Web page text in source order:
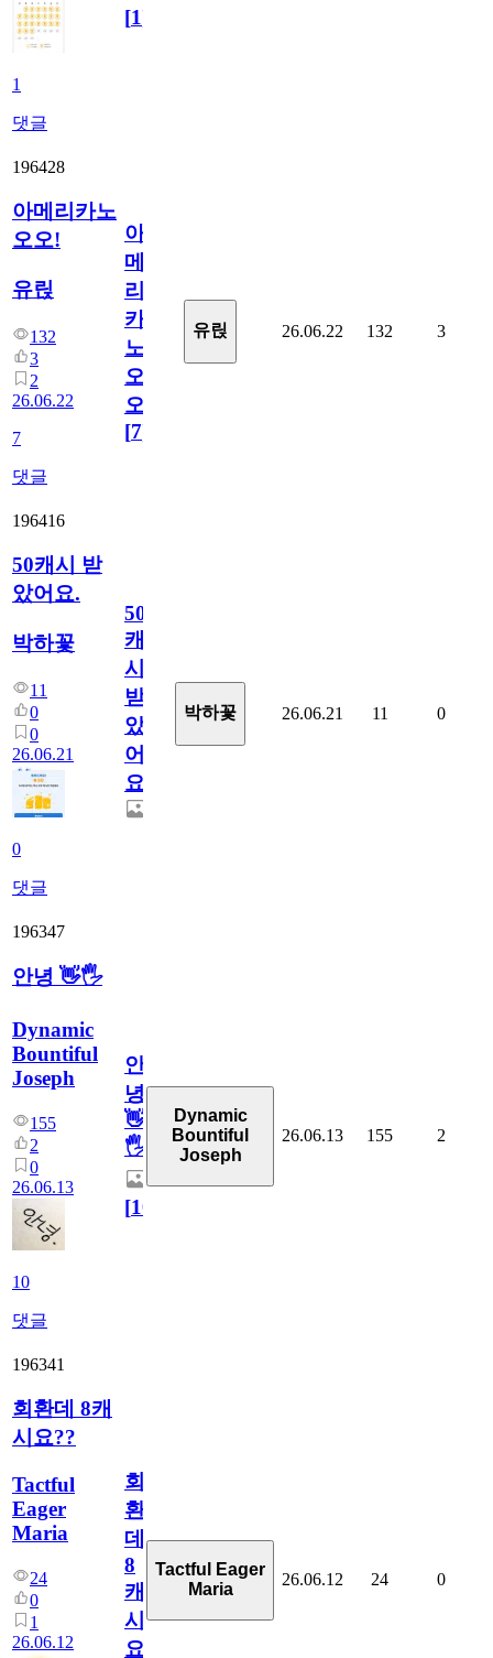
1
댓글
[1]
196428
아메리카노
오오!
유릱
132
3
2
26.06.22
7
댓글
아
메
리
카
노
오
오!
[7]
유릱 26.06.22 132 3
196416
50캐시 받
았어요.
박하꽃
11
0
0
26.06.21
0
댓글
50
캐
시
받
았
어
요.
박하꽃 26.06.21 11 0
196347
안녕 👋🖐
Dynamic
Bountiful
Joseph
155
2
0
26.06.13
10
댓글
안
녕
👋
🖐
[10
Dynamic
Bountiful
Joseph
26.06.13 155 2
196341
회환데 8캐
시요??
Tactful
Eager
Maria
24
0
1
26.06.12
회
환
데
8
캐
시
요??
Tactful Eager
Maria
26.06.12 24 0